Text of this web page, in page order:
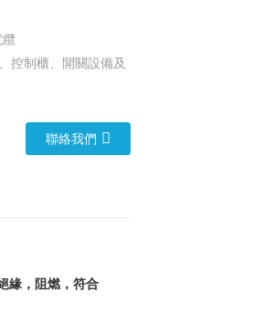
纜
控制櫃、開關設備及
聯絡我們
緣，阻燃，符合